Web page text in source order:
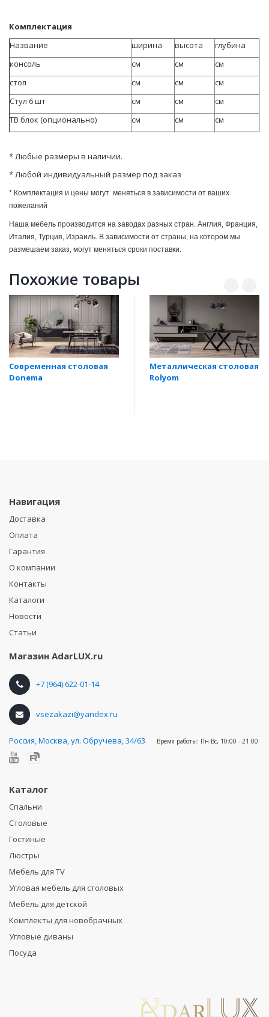
Комплектация
Название
ширина высота
глубина
консоль
см см
см
стол
см см
см
Стул 6 шт
см см
см
ТВ блок (опционально)
см см см
* Любые размеры в наличии.
* Любой индивидуальный размер под заказ
* Комплектация и цены могут меняться в зависимости от ваших
пожеланий
Наша мебель производится на заводах разных стран. Англия, Франция,
Италия, Турция, Израиль. В зависимости от страны, на котором мы
размешаем заказ, могут мeняться сроки поставки.
Похожие товары
Современная столовая
Donema
Металлическая столовая
Rolyom
Навигация
Доставка
Оплата
Гарантия
О компании
Контакты
Каталоги
Новости
Статьи
Магазин AdarLUX.ru
+7 (964) 622-01-14
vsezakazi@yandex.ru
Россия,Москва, ул. Обручева, 34/63 Время работы: Пн-Вс, 10:00 - 21:00
Каталог
Спальни
Столовые
Гостиные
Люстры
Мебель для TV
Угловая мебель для столовых
Мебель для детской
Комплекты для новобрачных
Угловые диваны
Посуда